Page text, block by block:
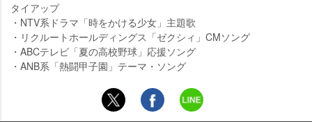
タイアップ
・NTV系ドラマ「時をかける少女」主題歌
・リクルートホールディングス「ゼクシィ」CMソング
・ABCテレビ「夏の高校野球」応援ソング
・ANB系「熱闘甲子園」テーマ・ソング